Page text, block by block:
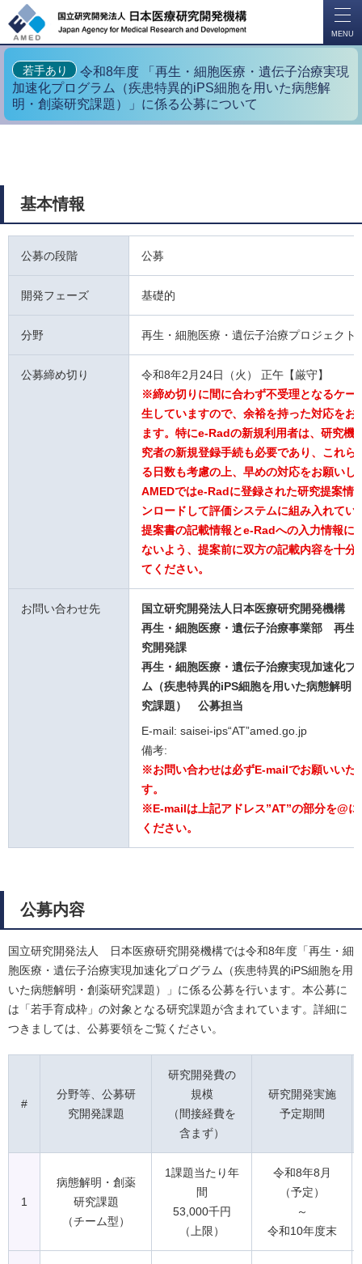
MENU
若手あり
令和8年度 「再生・細胞医療・遺伝子治療実現
加速化プログラム（疾患特異的iPS細胞を用いた病態解
明・創薬研究課題）」に係る公募について
基本情報
公募の段階 公募
開発フェーズ 基礎的
分野 再生・細胞医療・遺伝子治療プロジェクト
公募締め切り
令和8年2月24日（火） 正午【厳守】
※締め切りに間に合わず不受理となるケー
生していますので、余裕を持った対応をお
ます。特にe-Radの新規利用者は、研究機
究者の新規登録手続も必要であり、これら
る日数も考慮の上、早めの対応をお願いし
AMEDではe-Radに登録された研究提案情
ンロードして評価システムに組み入れてい
提案書の記載情報とe-Radへの入力情報に
ないよう、提案前に双方の記載内容を十分
てください。
お問い合わせ先
国立研究開発法人日本医療研究開発機構
再生・細胞医療・遺伝子治療事業部 再生
究開発課
再生・細胞医療・遺伝子治療実現加速化プ
ム（疾患特異的iPS細胞を用いた病態解明
究課題）
公募担当
E-mail: saisei-ips“AT”amed.go.jp
備考:
※お問い合わせは必ずE-mailでお願いいた
す。
※E-mailは上記アドレス”AT”の部分を@に
ください。
公募内容
国立研究開発法人 日本医療研究開発機構では令和8年度「再生・細
胞医療・遺伝子治療実現加速化プログラム（疾患特異的iPS細胞を用
いた病態解明・創薬研究課題）」に係る公募を行います。本公募に
は「若手育成枠」の対象となる研究課題が含まれています。詳細に
つきましては、公募要領をご覧ください。
#
分野等、公募研
究開発課題
研究開発費の
規模
（間接経費を
含まず）
研究開発実施
予定期間
1
病態解明・創薬
研究課題
（チーム型）
1課題当たり年
間
53,000千円
（上限）
令和8年8月
（予定）
～
令和10年度末